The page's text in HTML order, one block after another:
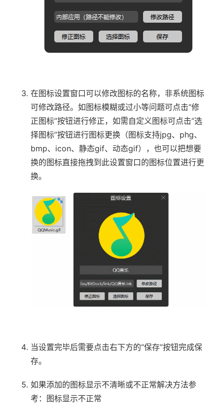
在图标设置窗口可以修改图标的名称，非系统图标
可修改路径。如图标模糊或过小等问题可点击“修
正图标”按钮进行修正，如需自定义图标可点击“选
择图标”按钮进行图标更换（图标支持jpg、phg、
bmp、icon、静态gif、动态gif），也可以把想要
换的图标直接拖拽到此设置窗口的图标位置进行更
换。
当设置完毕后需要点击右下方的“保存”按钮完成保
存。
如果添加的图标显示不清晰或不正常解决方法参
考： 图标显示不正常